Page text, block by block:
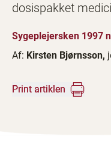
dosispakket
Sygeplejersken 1997
Af: Kirsten Bjørnsson,
Print artiklen